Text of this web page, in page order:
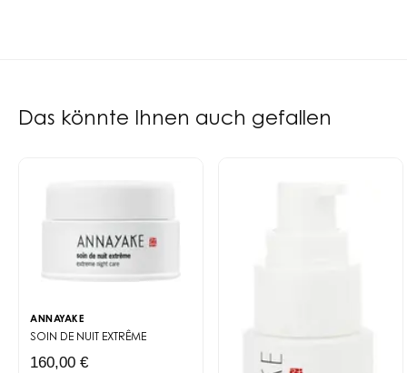
Das könnte Ihnen auch gefallen
ANNAYAKE
SOIN DE NUIT EXTRÊME
160,00 €